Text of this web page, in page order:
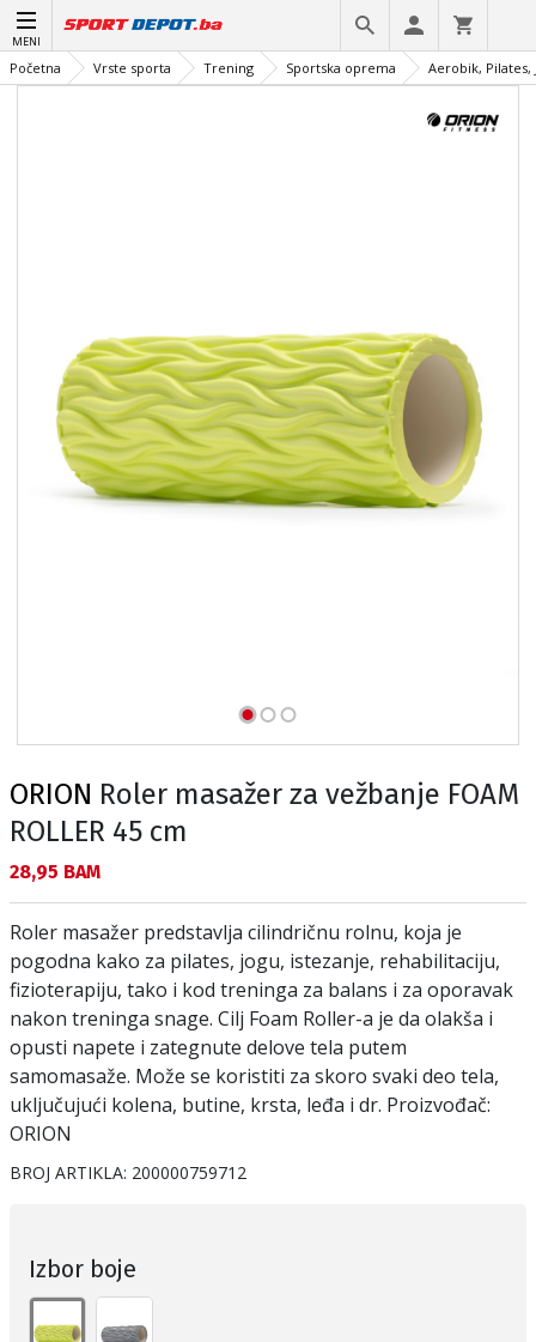
MENI
Početna Vrste sporta Trening Sportska oprema Aerobik, Pilates,
ORION Roler masažer za vežbanje FOAM
ROLLER 45 cm
Текуща цена:
28,95 BAM
Roler masažer predstavlja cilindričnu rolnu, koja je
pogodna kako za pilates, jogu, istezanje, rehabilitaciju,
fizioterapiju, tako i kod treninga za balans i za oporavak
nakon treninga snage. Cilj Foam Roller-a je da olakša i
opusti napete i zategnute delove tela putem
samomasaže. Može se koristiti za skoro svaki deo tela,
uključujući kolena, butine, krsta, leđa i dr. Proizvođač:
ORION
BROJ ARTIKLA: 200000759712
Izbor boje